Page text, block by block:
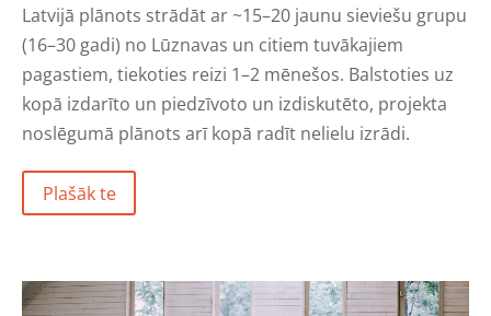
Latvijā plānots strādāt ar ~15–20 jaunu sieviešu grupu
(16–30 gadi) no Lūznavas un citiem tuvākajiem
pagastiem, tiekoties reizi 1–2 mēnešos. Balstoties uz
kopā izdarīto un piedzīvoto un izdiskutēto, projekta
noslēgumā plānots arī kopā radīt nelielu izrādi.
Plašāk te